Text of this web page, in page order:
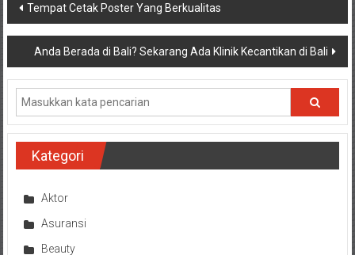
Navigasi
pos
Tempat Cetak Poster Yang Berkualitas
Anda Berada di Bali? Sekarang Ada Klinik Kecantikan di Bali
Kategori
Aktor
Asuransi
Beauty